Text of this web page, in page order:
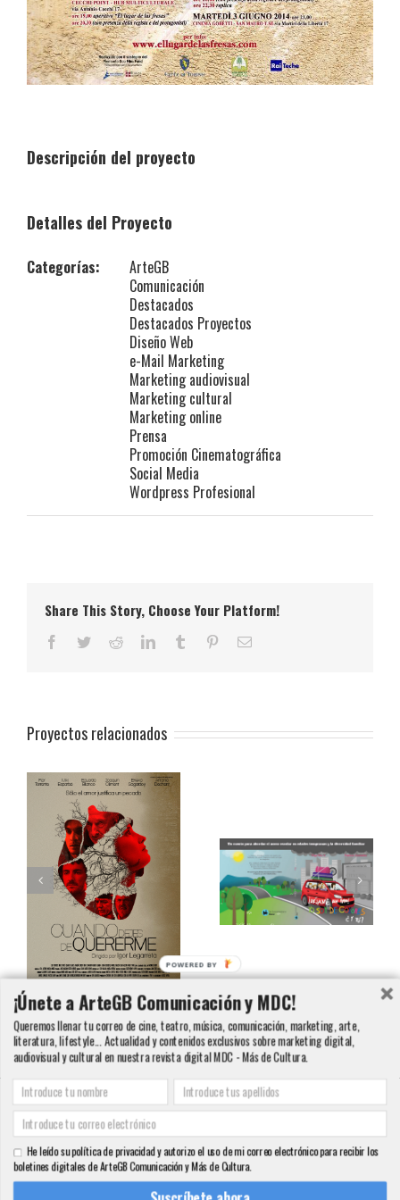
Descripción del proyecto
Detalles del Proyecto
Categorías:
ArteGB
Comunicación
Destacados
Destacados Proyectos
Diseño Web
e-Mail Marketing
Marketing audiovisual
Marketing cultural
Marketing online
Prensa
Promoción Cinematográfica
Social Media
Wordpress Profesional
Share This Story, Choose Your Platform!
Facebook
TwitterRedditLinkedInTumblr PinterestCorreo
Proyectos relacionados
Cartel de CUANDO
DEJES DE QUERERME
Libro Infantil «Yo
Olga Ibarra
Copyright 2000 - 2016 ArteGB | Todos los derechos reservados |Aviso legal -
Condiciones de Venta y Privacidad - Política de Cookies
info@artegb.com - 915 221 343.
Twitter YouTubePinterestInstagram
¡Únete a ArteGB Comunicación y MDC!
Queremos llenar tu correo de cine, teatro, música, comunicación, marketing, arte,
literatura, lifestyle... Actualidad y contenidos exclusivos sobre marketing digital,
audiovisual y cultural en nuestra revista digital MDC - Más de Cultura.
He leído su política de privacidad y autorizo el uso de mi correo electrónico para recibir los
boletines digitales de ArteGB Comunicación y Más de Cultura.
POWERED BY